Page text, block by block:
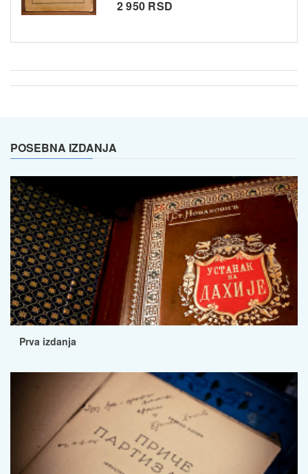
2 950 RSD
POSEBNA IZDANJA
Prva izdanja